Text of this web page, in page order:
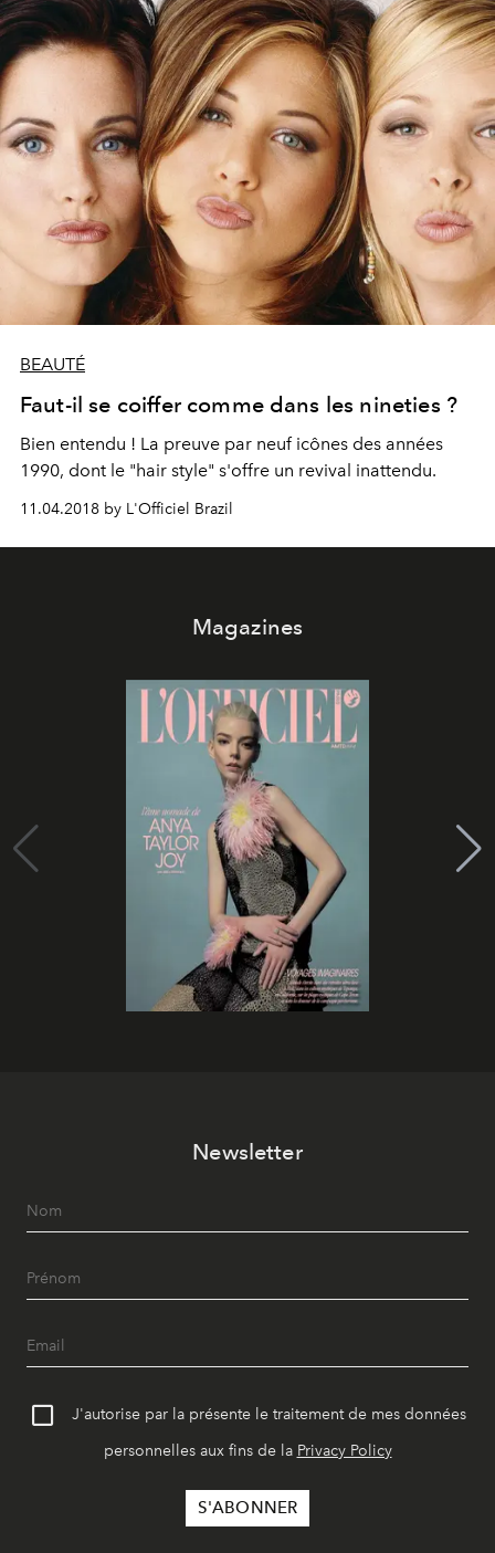
BEAUTÉ
Faut-il se coiffer comme dans les nineties ?
Bien entendu ! La preuve par neuf icônes des années
1990, dont le "hair style" s'offre un revival inattendu.
11.04.2018 by L'Officiel Brazil
Magazines
Newsletter
J'autorise par la présente le traitement de mes données
personnelles aux fins de la Privacy Policy